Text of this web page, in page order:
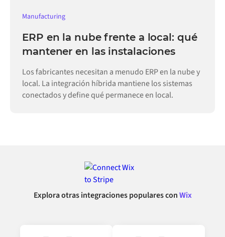
Manufacturing
ERP en la nube frente a local: qué
mantener en las instalaciones
Los fabricantes necesitan a menudo ERP en la nube y
local. La integración híbrida mantiene los sistemas
conectados y define qué permanece en local.
Explora otras integraciones populares conWix